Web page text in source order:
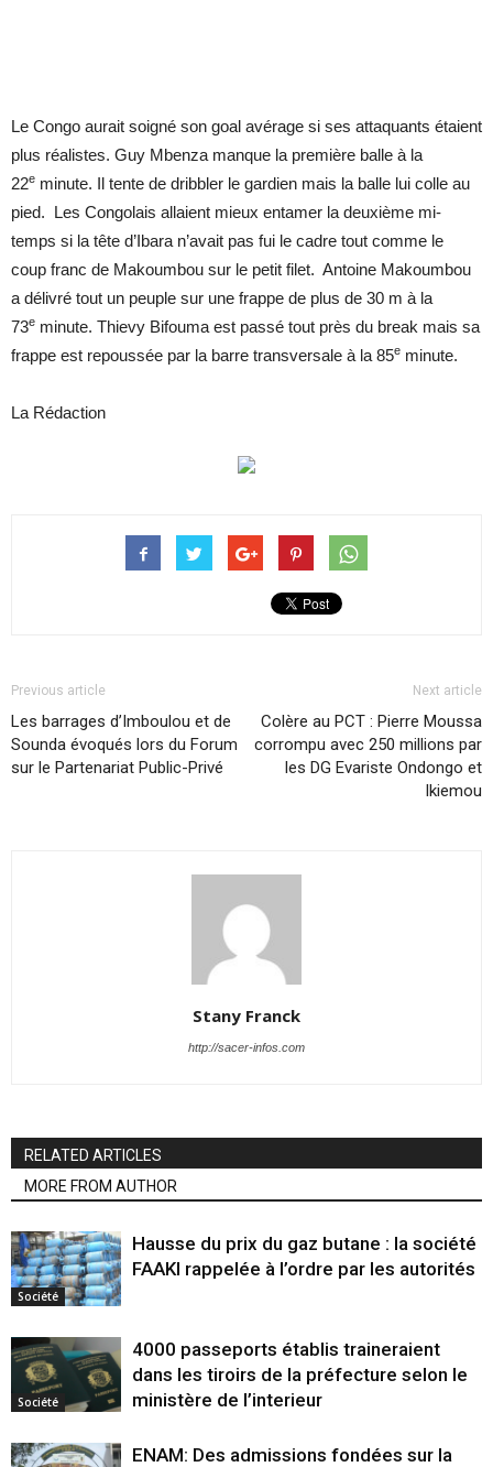
Le Congo aurait soigné son goal avérage si ses attaquants étaient
plus réalistes. Guy Mbenza manque la première balle à la
22e minute. Il tente de dribbler le gardien mais la balle lui colle au
pied. Les Congolais allaient mieux entamer la deuxième mi-
temps si la tête d’Ibara n’avait pas fui le cadre tout comme le
coup franc de Makoumbou sur le petit filet. Antoine Makoumbou
a délivré tout un peuple sur une frappe de plus de 30 m à la
73e minute. Thievy Bifouma est passé tout près du break mais sa
frappe est repoussée par la barre transversale à la 85e minute.
La Rédaction
Previous article
Les barrages d’Imboulou et de
Sounda évoqués lors du Forum
sur le Partenariat Public-Privé
Next article
Colère au PCT : Pierre Moussa
corrompu avec 250 millions par
les DG Evariste Ondongo et
Ikiemou
Stany Franck
http://sacer-infos.com
RELATED ARTICLES
MORE FROM AUTHOR
Société
Hausse du prix du gaz butane : la société
FAAKI rappelée à l’ordre par les autorités
Société
4000 passeports établis traineraient
dans les tiroirs de la préfecture selon le
ministère de l’interieur
ENAM: Des admissions fondées sur la